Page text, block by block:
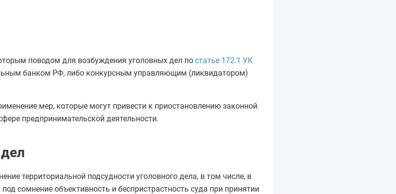
поводом для возбуждения уголовных дел по статье 172.1 УК
банком РФ, либо конкурсным управляющим (ликвидатором)
мер, которые могут привести к приостановлению законной
предпринимательской деятельности.
территориальной подсудности уголовного дела, в том числе, в
сомнение объективность и беспристрастность суда при принятии